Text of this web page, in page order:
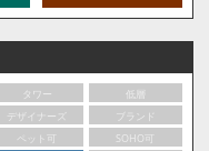
タワー
低層
デザイナーズ
ブランド
ペット可
SOHO可